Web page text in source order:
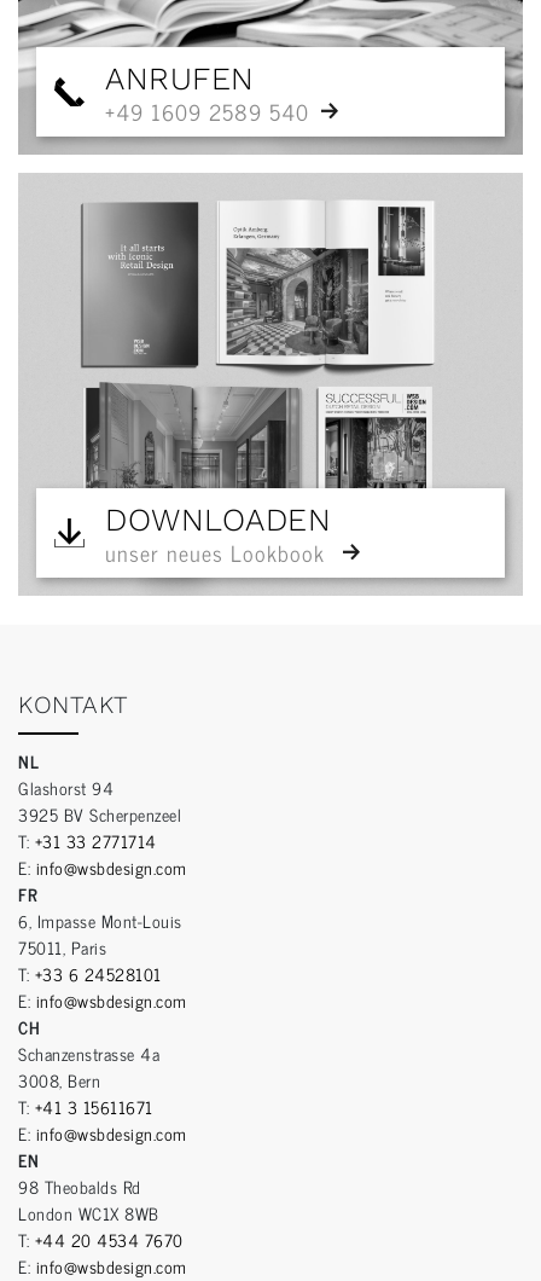
ANRUFEN
+49 1609 2589 540
DOWNLOADEN
unser neues Lookbook
KONTAKT
NL
Glashorst 94
3925 BV Scherpenzeel
T: +31 33 2771714
E: info@wsbdesign.com
FR
6, Impasse Mont-Louis
75011, Paris
T: +33 6 24528101
E: info@wsbdesign.com
CH
Schanzenstrasse 4a
3008, Bern
T: +41 3 15611671
E: info@wsbdesign.com
EN
98 Theobalds Rd
London WC1X 8WB
T: +44 20 4534 7670
E: info@wsbdesign.com